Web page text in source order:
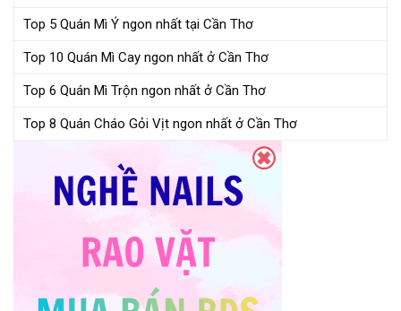
Top 5 Quán Mì Ý ngon nhất tại Cần Thơ
Top 10 Quán Mì Cay ngon nhất ở Cần Thơ
Top 6 Quán Mì Trộn ngon nhất ở Cần Thơ
Top 8 Quán Cháo Gỏi Vịt ngon nhất ở Cần Thơ